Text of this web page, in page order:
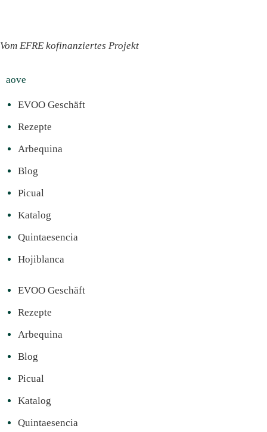
Vom EFRE kofinanziertes Projekt
aove
EVOO Geschäft
Rezepte
Arbequina
Blog
Picual
Katalog
Quintaesencia
Hojiblanca
EVOO Geschäft
Rezepte
Arbequina
Blog
Picual
Katalog
Quintaesencia